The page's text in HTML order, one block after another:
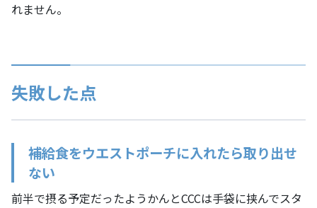
れません。
失敗した点
補給食をウエストポーチに入れたら取り出せ
ない
前半で摂る予定だったようかんとCCCは手袋に挟んでスタ